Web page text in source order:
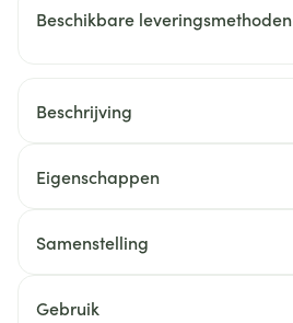
Beschikbare leveringsmethoden
Beschrijving
Eigenschappen
Samenstelling
Gebruik